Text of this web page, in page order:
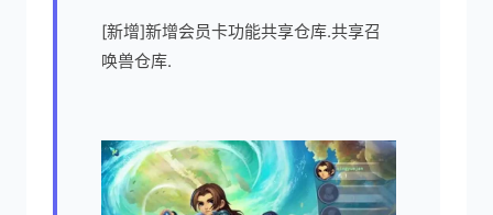
[新增]新增会员卡功能共享仓库.共享召
唤兽仓库.